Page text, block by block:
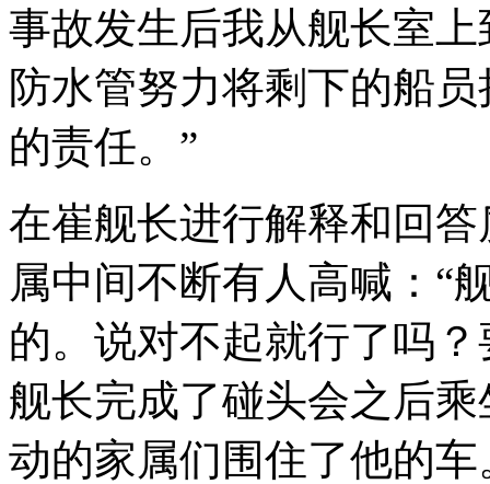
事故发生后我从舰长室
防水管努力将剩下的船
的责任。”
在崔舰长进行解释和回
属中间不断有人高喊：“
的。说对不起就行了吗
舰长完成了碰头会之后
动的家属们围住了他的